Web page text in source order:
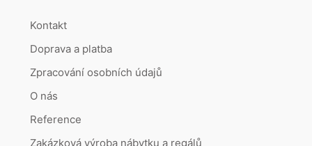
Kontakt
Doprava a platba
Zpracování osobních údajů
O nás
Reference
Zakázková výroba nábytku a regálů